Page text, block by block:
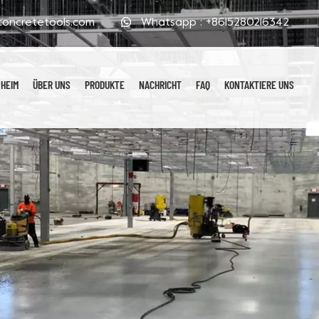
Whatsapp :+8615280216342
HEIM ÜBER UNS PRODUKTE NACHRICHT FAQ KONTAKTIERE UNS